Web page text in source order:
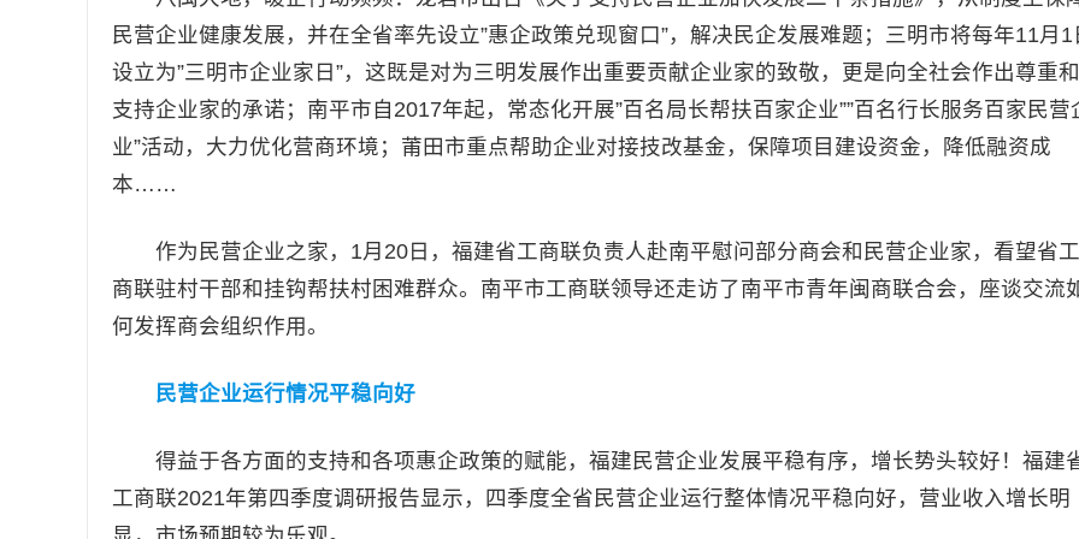
民营企业健康发展，并在全省率先设立”惠企政策兑现窗口”，解决民企发展难题；三明市将每年11月1
设立为”三明市企业家日”，这既是对为三明发展作出重要贡献企业家的致敬，更是向全社会作出尊重和
支持企业家的承诺；南平市自2017年起，常态化开展”百名局长帮扶百家企业””百名行长服务百家民营
业”活动，大力优化营商环境；莆田市重点帮助企业对接技改基金，保障项目建设资金，降低融资成
本……
作为民营企业之家，1月20日，福建省工商联负责人赴南平慰问部分商会和民营企业家，看望省工
商联驻村干部和挂钩帮扶村困难群众。南平市工商联领导还走访了南平市青年闽商联合会，座谈交流
何发挥商会组织作用。
民营企业运行情况平稳向好
得益于各方面的支持和各项惠企政策的赋能，福建民营企业发展平稳有序，增长势头较好！福建
工商联2021年第四季度调研报告显示，四季度全省民营企业运行整体情况平稳向好，营业收入增长明